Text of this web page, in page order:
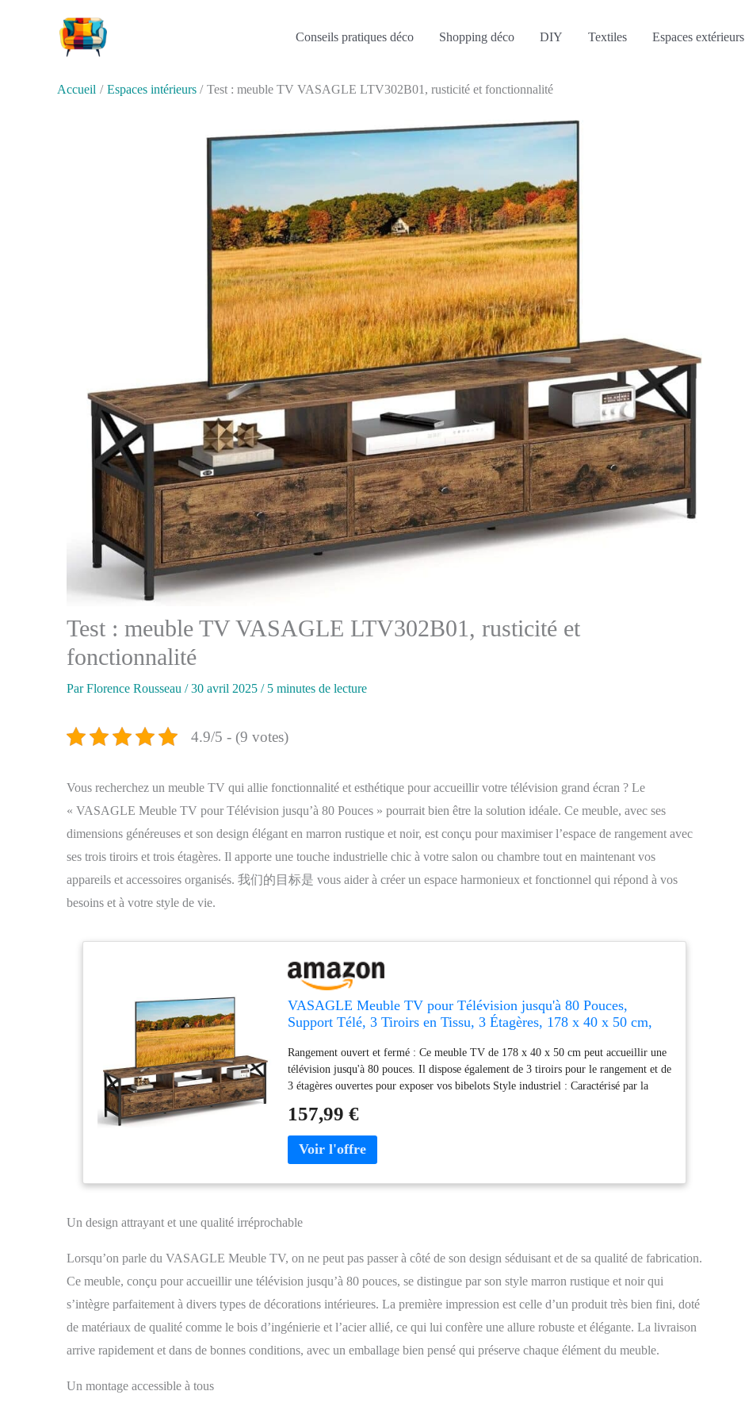
Conseils pratiques déco Shopping déco DIY Textiles Espaces extérieurs
Accueil Espaces intérieurs Test : meuble TV VASAGLE LTV302B01, rusticité et fonctionnalité
Test : meuble TV VASAGLE LTV302B01, rusticité et
fonctionnalité
ParFlorence Rousseau /30 avril 2025 / 5 minutes de lecture
4.9/5 - (9 votes)
Vous recherchez un meuble TV qui allie fonctionnalité et esthétique pour accueillir votre télévision grand écran ? Le
« VASAGLE Meuble TV pour Télévision jusqu’à 80 Pouces » pourrait bien être la solution idéale. Ce meuble, avec ses
dimensions généreuses et son design élégant en marron rustique et noir, est conçu pour maximiser l’espace de rangement avec
ses trois tiroirs et trois étagères. Il apporte une touche industrielle chic à votre salon ou chambre tout en maintenant vos
appareils et accessoires organisés. 我们的目标是 vous aider à créer un espace harmonieux et fonctionnel qui répond à vos
besoins et à votre style de vie.
VASAGLE Meuble TV pour Télévision jusqu'à 80 Pouces,
Support Télé, 3 Tiroirs en Tissu, 3 Étagères, 178 x 40 x 50 cm,
LTV302B01
Rangement ouvert et fermé : Ce meuble TV de 178 x 40 x 50 cm peut accueillir une
télévision jusqu'à 80 pouces. Il dispose également de 3 tiroirs pour le rangement et de
3 étagères ouvertes pour exposer vos bibelots Style industriel : Caractérisé par la
devient le point central de votre salon grâce à son stye industriel et sophistiqué Stable
et durable : L'acier représente la stabilité ; les panneaux d’aggloméré est le synonyme
de la robustesse. La combinaison des deux permet à ce banc télé de supporter jusqu'à
pour l’assemblage ? Pas de panique ! On vous aide. Les instructions illustrées et les
rangement Ce que vous obtenez : Un meuble de téléviseur avec 3 étagères ouvertes, 3
même sur un sol légèrement irrégulier
157,99 €
Un design attrayant et une qualité irréprochable
Lorsqu’on parle du VASAGLE Meuble TV, on ne peut pas passer à côté de son design séduisant et de sa qualité de fabrication.
Ce meuble, conçu pour accueillir une télévision jusqu’à 80 pouces, se distingue par son style marron rustique et noir qui
s’intègre parfaitement à divers types de décorations intérieures. La première impression est celle d’un produit très bien fini, doté
de matériaux de qualité comme le bois d’ingénierie et l’acier allié, ce qui lui confère une allure robuste et élégante. La livraison
arrive rapidement et dans de bonnes conditions, avec un emballage bien pensé qui préserve chaque élément du meuble.
Un montage accessible à tous